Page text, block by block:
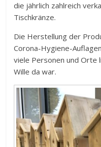
die jährlich zahlreich
Tischkränze.
Die Herstellung der
Corona-Hygiene-
viele Personen und Orte
Wille da war.